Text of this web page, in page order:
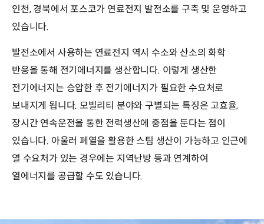
인천, 경북에서 포스코가 연료전지 발전소를 구축 및 운영하고
있습니다.
발전소에서 사용하는 연료전지 역시 수소와 산소의 화학
반응을 통해 전기에너지를 생산합니다. 이렇게 생산한
전기에너지는 승압한 후 전기에너지가 필요한 수요처로
보내지게 됩니다. 모빌리티 분야와 구별되는 특징은 고효율,
장시간 연속운전을 통한 전력생산에 중점을 둔다는 점이
있습니다. 아울러 폐열을 활용한 스팀 생산이 가능하고 인근에
열 수요처가 있는 경우에는 지역난방 등과 연계하여
열에너지를 공급할 수도 있습니다.